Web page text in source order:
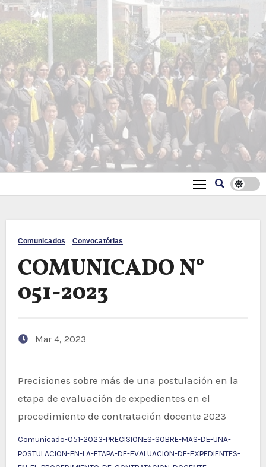
Comunicados Convocatórias
COMUNICADO N°
051-2023
Mar 4, 2023
Precisiones sobre más de una postulación en la
etapa de evaluación de expedientes en el
procedimiento de contratación docente 2023
Comunicado-051-2023-PRECISIONES-SOBRE-MAS-DE-UNA-
POSTULACION-EN-LA-ETAPA-DE-EVALUACION-DE-EXPEDIENTES-